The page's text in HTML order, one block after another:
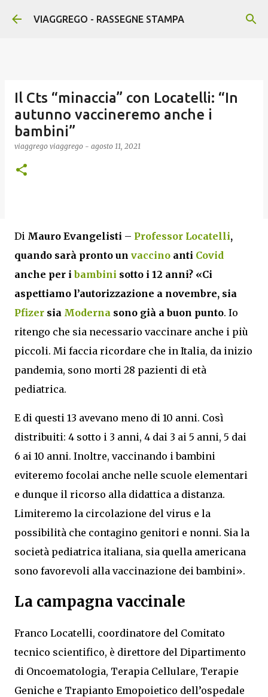
Passa ai contenuti principali
VIAGGREGO - RASSEGNE STAMPA
Il Cts “minaccia” con Locatelli: “In
autunno vaccineremo anche i
bambini”
viaggrego viaggrego - agosto 11, 2021
Di Mauro Evangelisti – Professor Locatelli,
quando sarà pronto un vaccino anti Covid
anche per ibambini sotto i 12 anni? «Ci
aspettiamo l’autorizzazione a novembre, sia
Pfizer sia Moderna sono già a buon punto. Io
ritengo che sia necessario vaccinare anche i più
piccoli. Mi faccia ricordare che in Italia, da inizio
pandemia, sono morti 28 pazienti di età
pediatrica.
E di questi 13 avevano meno di 10 anni. Così
distribuiti: 4 sotto i 3 anni, 4 dai 3 ai 5 anni, 5 dai
6 ai 10 anni. Inoltre, vaccinando i bambini
eviteremo focolai anche nelle scuole elementari
e dunque il ricorso alla didattica a distanza.
Limiteremo la circolazione del virus e la
possibilità che contagino genitori e nonni. Sia la
società pediatrica italiana, sia quella americana
sono favorevoli alla vaccinazione dei bambini».
La campagna vaccinale
Franco Locatelli, coordinatore del Comitato
tecnico scientifico, è direttore del Dipartimento
di Oncoematologia, Terapia Cellulare, Terapie
Geniche e Trapianto Emopoietico dell’ospedale